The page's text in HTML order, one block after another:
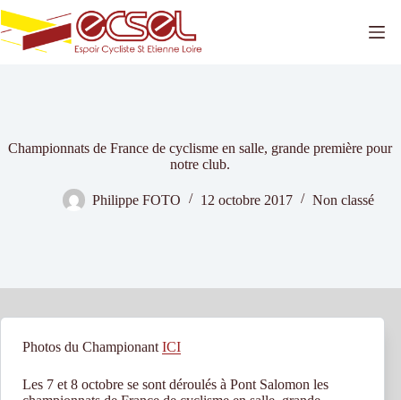
Passer
au
contenu
Championnats de France de cyclisme en salle, grande première pour
notre club.
Philippe FOTO 12 octobre 2017 Non classé
Photos du Championant ICI
Les 7 et 8 octobre se sont déroulés à Pont Salomon les